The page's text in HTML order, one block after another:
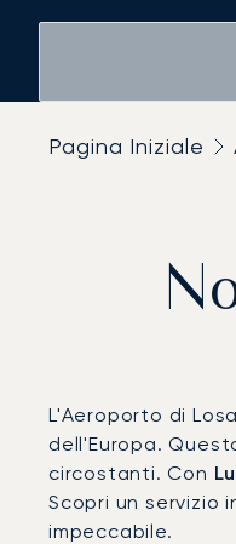
Pagina Iniziale
L'Aeroporto di
dell'Europa.
circostanti. Con
Scopri un servizio
impeccabile.